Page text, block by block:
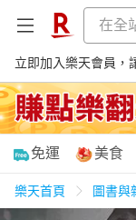
立即加入樂天會員，
購物網分類
免運 美食
樂天首頁 圖書與